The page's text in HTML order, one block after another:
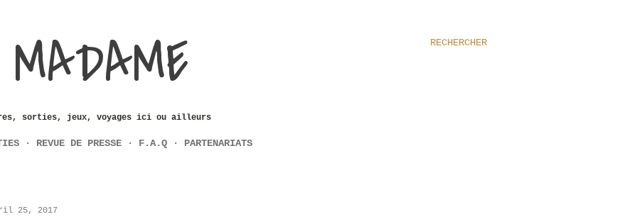
RECHERCHER
sorties, jeux, voyages ici ou ailleurs
REVUE DE PRESSE F.A.Q PARTENARIATS
25, 2017